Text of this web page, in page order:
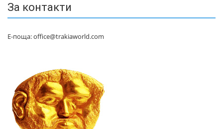
За контакти
Е-поща: office@trakiaworld.com